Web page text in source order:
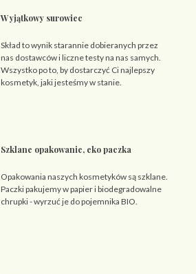
Wyjątkowy surowiec
Skład to wynik starannie dobieranych przez
nas dostawców i liczne testy na nas samych.
Wszystko po to, by dostarczyć Ci najlepszy
kosmetyk, jaki jesteśmy w stanie.
Szklane opakowanie, eko paczka
Opakowania naszych kosmetyków są szklane.
Paczki pakujemy w papier i biodegradowalne
chrupki - wyrzuć je do pojemnika BIO.